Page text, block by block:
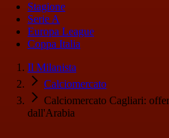
Stagione
Serie A
Europa League
Coppa Italia
Il Milanista
Calciomercato
Calciomercato Cagliari:
dall'Arabia